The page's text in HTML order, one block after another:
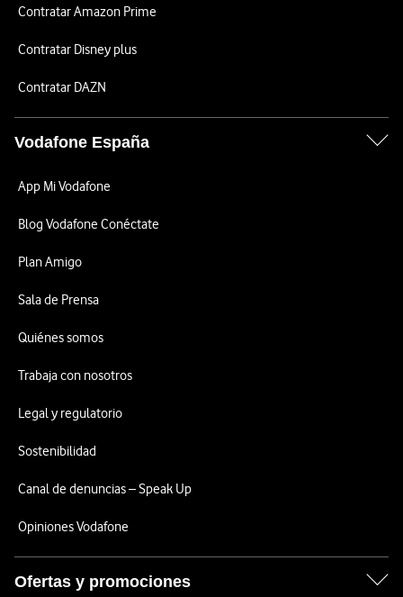
Contratar Amazon Prime
Contratar Disney plus
Contratar DAZN
Vodafone España
App Mi Vodafone
Blog Vodafone Conéctate
Plan Amigo
Sala de Prensa
Quiénes somos
Trabaja con nosotros
Legal y regulatorio
Sostenibilidad
Canal de denuncias – Speak Up
Opiniones Vodafone
Ofertas y promociones